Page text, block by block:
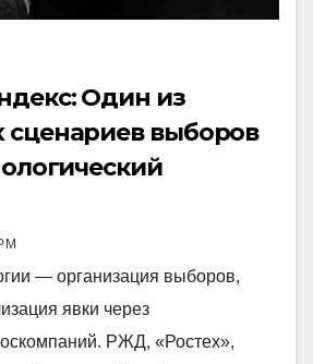
Один из
выборов
— организация выборов,
явки через
РЖД, «Ростех»,